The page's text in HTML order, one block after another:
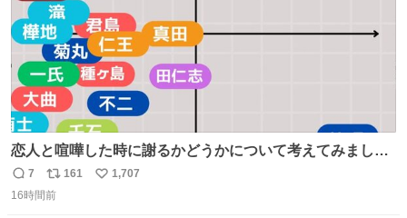
恋人と喧嘩した時に謝るかどうかについて考えてみました
💭 ▶︎自分から謝る or 悪くないなら謝らない ▶︎ねちねちす
る or さっぱりしている 個人的見解です！色々と許してく
返
信
7
リ
ポ
161
い
1,707
16時間前